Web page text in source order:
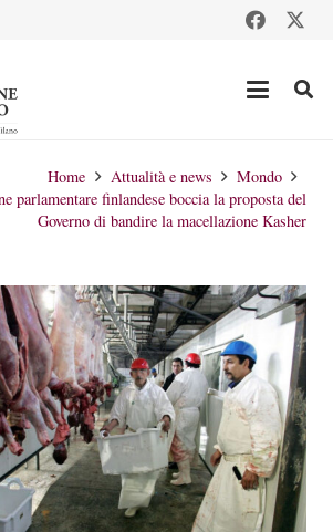
Home Attualità e news
Mondo
parlamentare finlandese boccia la proposta del
Governo di bandire la macellazione Kasher